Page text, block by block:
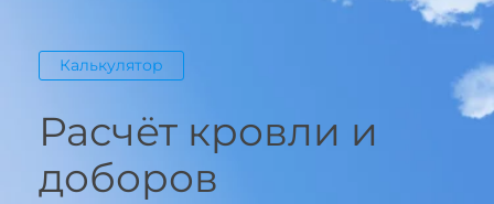
Калькулятор
Расчёт кровли и
доборов